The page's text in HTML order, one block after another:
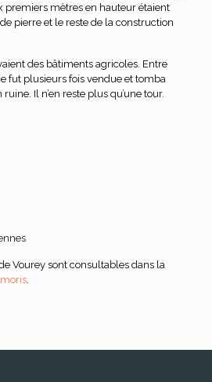
premiers mètres en hauteur étaient
pierre et le reste de la construction
des bâtiments agricoles. Entre
fut plusieurs fois vendue et tomba
Il n’en reste plus qu’une tour.
Vourey sont consultables dans la
.